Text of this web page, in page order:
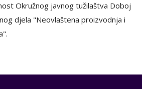
Okružnog javnog tužilaštva Doboj
djela "Neovlaštena proizvodnja i